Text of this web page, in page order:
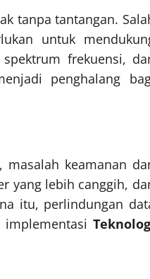
tanpa tantangan.
untuk
frekuensi,
penghalang
masalah keamanan
yang lebih canggih,
itu, perlindungan